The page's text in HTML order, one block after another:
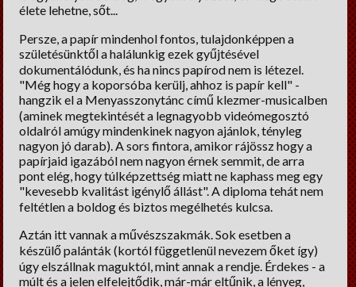
élete lehetne, sőt...
Persze, a papír mindenhol fontos, tulajdonképpen a
születésünktől a halálunkig ezek gyűjtésével
dokumentálódunk, és ha nincs papírod nem is létezel.
"Még hogy a koporsóba kerülj, ahhoz is papír kell" -
hangzik el a Menyasszonytánc című klezmer-musicalben
(aminek megtekintését a legnagyobb videómegosztó
oldalról amúgy mindenkinek nagyon ajánlok, tényleg
nagyon jó darab). A sors fintora, amikor rájössz hogy a
papírjaid igazából nem nagyon érnek semmit, de arra
pont elég, hogy túlképzettség miatt ne kaphass meg egy
"kevesebb kvalitást igénylő állást". A diploma tehát nem
feltétlen a boldog és biztos megélhetés kulcsa.
Aztán itt vannak a művészszakmák. Sok esetben a
készülő palánták (kortól függetlenül nevezem őket így)
úgy elszállnak maguktól, mint annak a rendje. Érdekes - a
múlt és a jelen elfelejtődik, már-már eltűnik, a lényeg,